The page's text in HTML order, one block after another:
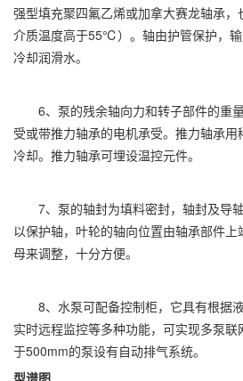
强型填充聚四氟乙烯或加拿大赛龙轴承
介质温度高于55℃）。轴由护管保护，
冷却润滑水。
6、泵的残余轴向力和转子部件的重
受或带推力轴承的电机承受。推力轴承
冷却。推力轴承可埋设温控元件。
7、泵的轴封为填料密封，轴封及导轴
以保护轴，叶轮的轴向位置由轴承部件
母来调整，十分方便。
8、水泵可配备控制柜，它具有根据
实时远程监控等多种功能，可实现多泵
于500mm的泵设有自动排气系统。
型谱图